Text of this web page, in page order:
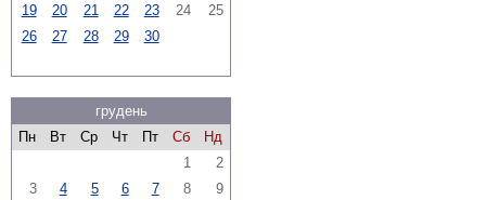
19
20 21 22 23 24
25
26
27 28 29 30
грудень
Пн
Вт Ср Чт Пт Сб
Нд
1
2
3
4 5 6 7 8
9